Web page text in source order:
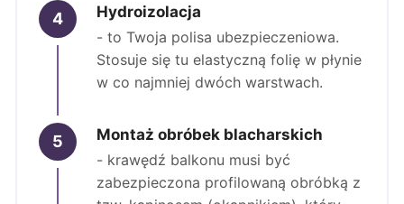
4
Hydroizolacja
- to Twoja polisa ubezpieczeniowa.
Stosuje się tu elastyczną folię w płynie
w co najmniej dwóch warstwach.
5
Montaż obróbek blacharskich
- krawędź balkonu musi być
zabezpieczona profilowaną obróbką z